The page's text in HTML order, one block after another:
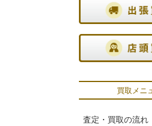
買取メニ
査定・買取の流れ